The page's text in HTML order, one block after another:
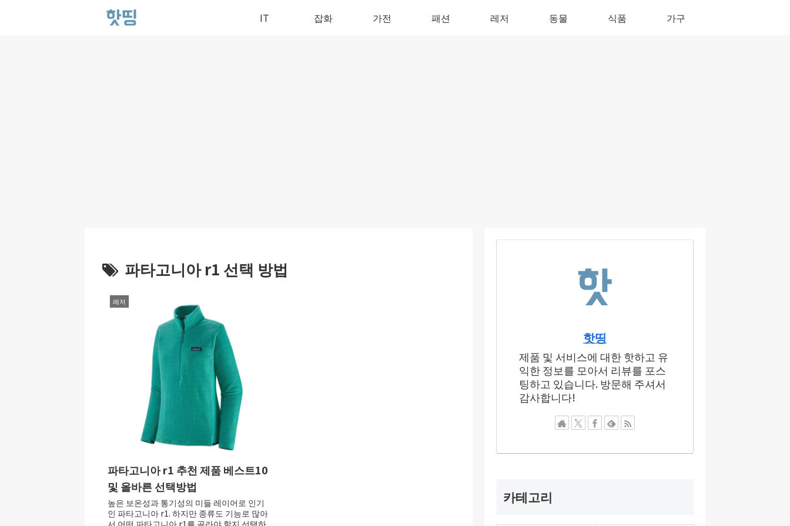
IT 잡화 가전 패션 레저 동물 식품 가구
파타고니아 r1 선택 방법
레저
파타고니아 r1 추천 제품 베스트10
및 올바른 선택방법
높은 보온성과 통기성의 미들 레이어로 인기
인 파타고니아 r1. 하지만 종류도 기능로 많아
서 어떤 파타고니아 r1를 골라야 할지 선택하
핫띵
제품 및 서비스에 대한 핫하고 유
익한 정보를 모아서 리뷰를 포스
팅하고 있습니다. 방문해 주셔서
감사합니다!
카테고리